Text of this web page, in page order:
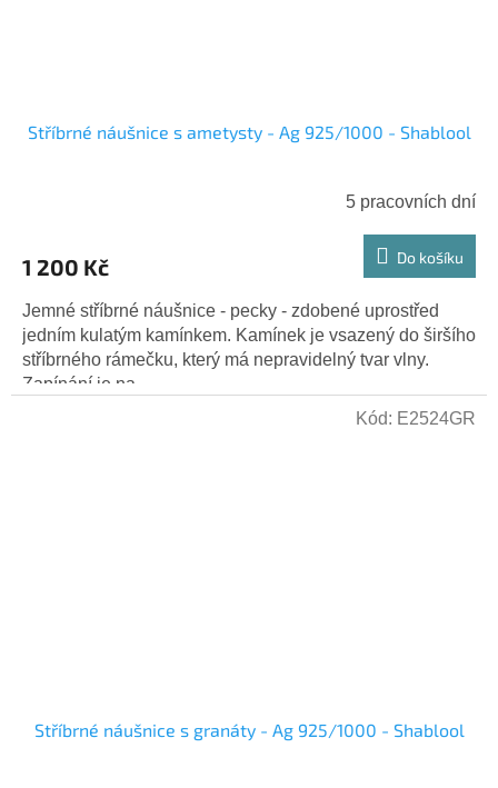
Stříbrné náušnice s ametysty - Ag 925/1000 - Shablool
5 pracovních dní
1 200 Kč Do košíku
Jemné stříbrné náušnice - pecky - zdobené uprostřed
jedním kulatým kamínkem. Kamínek je vsazený do širšího
stříbrného rámečku, který má nepravidelný tvar vlny.
Zapínání je na...
Stříbrné náušnice s granáty - Ag 925/1000 - Shablool
Kód: E2524GR